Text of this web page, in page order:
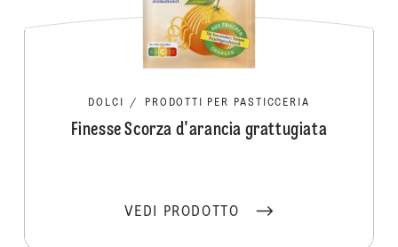
DOLCI / PRODOTTI PER PASTICCERIA
Finesse Scorza d'arancia grattugiata
VEDI PRODOTTO